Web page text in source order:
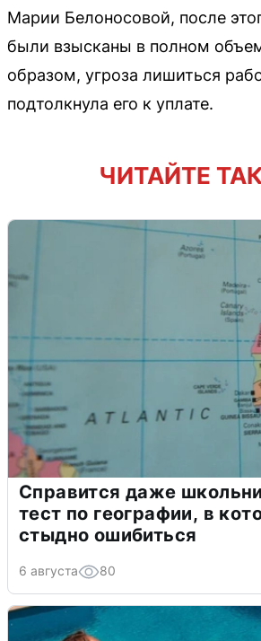
Марии Белоносовой, после
были взысканы в полном
образом, угроза лишиться
подтолкнула его к уплате.
ЧИТАЙТЕ
Справится даже
тест по географии, в
стыдно ошибиться
6 августа 80